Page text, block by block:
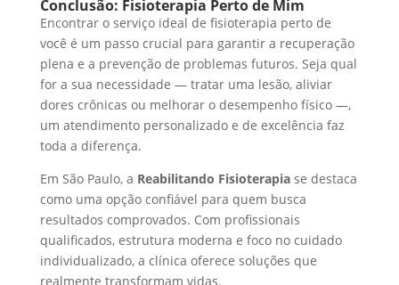
Conclusão: Fisioterapia Perto de Mim
Encontrar o serviço ideal de fisioterapia perto de
você é um passo crucial para garantir a recuperação
plena e a prevenção de problemas futuros. Seja qual
for a sua necessidade — tratar uma lesão, aliviar
dores crônicas ou melhorar o desempenho físico —,
um atendimento personalizado e de excelência faz
toda a diferença.
Em São Paulo, a Reabilitando Fisioterapiase destaca
como uma opção confiável para quem busca
resultados comprovados. Com profissionais
qualificados, estrutura moderna e foco no cuidado
individualizado, a clínica oferece soluções que
realmente transformam vidas.